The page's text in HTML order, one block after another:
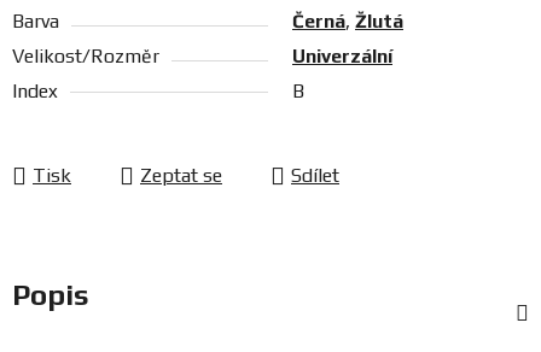
Barva
Černá, Žlutá
Velikost/Rozměr
Univerzální
Index
B
Tisk Zeptat se Sdílet
Popis